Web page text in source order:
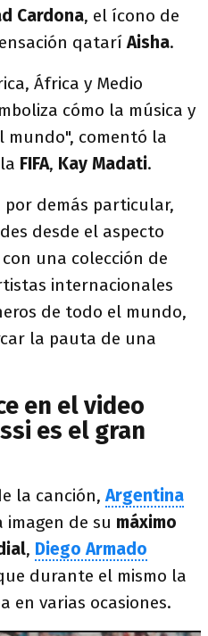
Cardona, el ícono de
qataríAisha.
África y Medio
cómo la música y
comentó la
FIFA, Kay Madati.
por demás particular,
desde el aspecto
una colección de
internacionales
de todo el mundo,
la pauta de una
en el video
es el gran
la canción,Argentina
imagen de su máximo
, Diego Armado
durante el mismo la
en varias ocasiones.